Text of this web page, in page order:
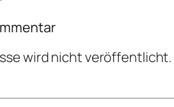
wird nicht veröffentlicht.